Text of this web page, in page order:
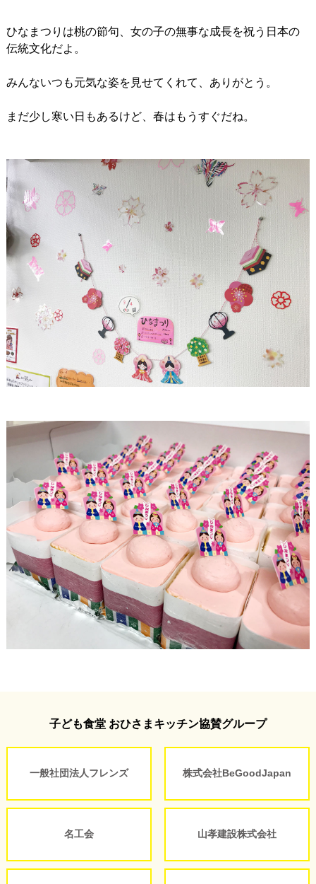
ひなまつりは桃の節句、女の子の無事な成長を祝う日本の
伝統文化だよ。
みんないつも元気な姿を見せてくれて、ありがとう。
まだ少し寒い日もあるけど、春はもうすぐだね。
子ども食堂 おひさまキッチン協賛グループ
一般社団法人フレンズ 株式会社BeGoodJapan
名工会 山孝建設株式会社